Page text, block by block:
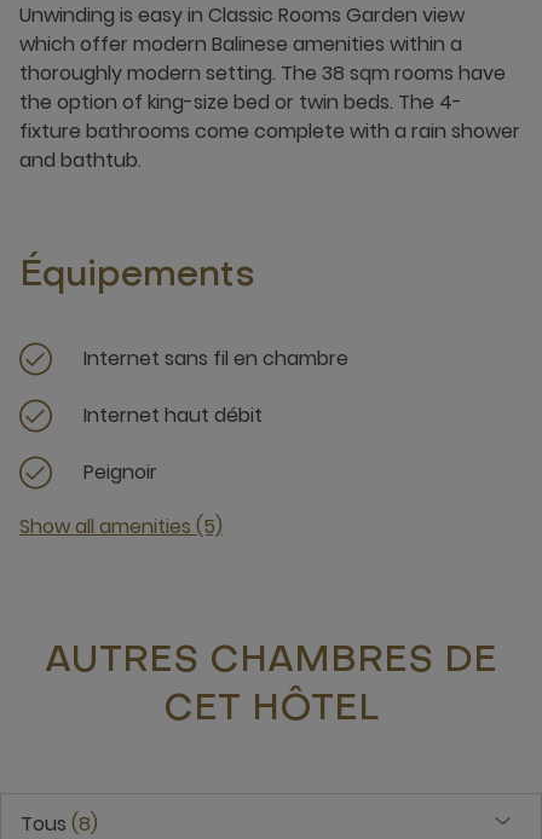
Unwinding is easy in Classic Rooms Garden view
which offer modern Balinese amenities within a
thoroughly modern setting. The 38 sqm rooms have
the option of king-size bed or twin beds. The 4-
fixture bathrooms come complete with a rain shower
and bathtub.
Équipements
Internet sans fil en chambre
Internet haut débit
Peignoir
Show all amenities (5)
AUTRES CHAMBRES DE
CET HÔTEL
Tous 8